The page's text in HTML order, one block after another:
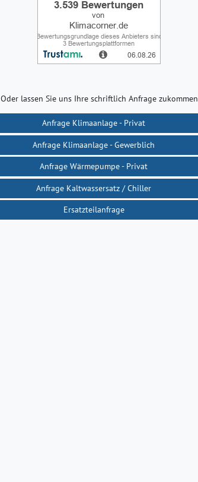
Oder lassen Sie uns Ihre schriftlich Anfrage zukommen
Anfrage Klimaanlage - Privat
Anfrage Klimaanlage - Gewerblich
Anfrage Wärmepumpe - Privat
Anfrage Kaltwassersatz / Chiller
Ersatzteilanfrage